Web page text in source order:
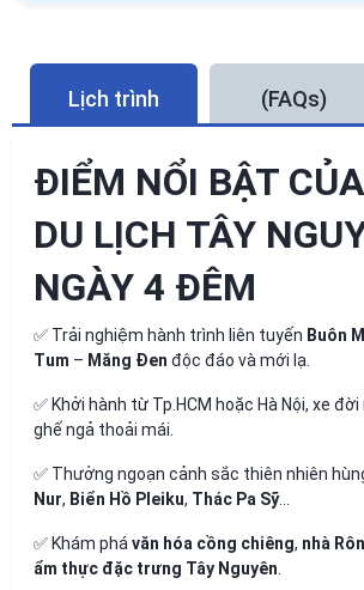
Lịch trình (FAQs)
ĐIỂM NỔI BẬT
DU LỊCH TÂY
NGÀY 4 ĐÊM
✅ Trải nghiệm hành trình liên tuyến Buôn
Tum – Măng Đen độc đáo và mới lạ.
✅ Khởi hành từ Tp.HCM hoặc Hà Nội, xe
ghế ngả thoải mái.
✅ Thưởng ngoạn cảnh sắc thiên nhiên
Nur, Biển Hồ Pleiku, Thác Pa Sỹ…
✅ Khám phá văn hóa cồng chiêng, nhà
ẩm thực đặc trưng Tây Nguyên